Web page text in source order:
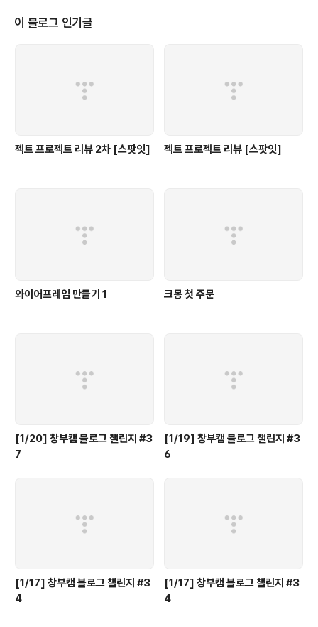
이 블로그 인기글
젝트 프로젝트 리뷰 2차 [스팟잇] 젝트 프로젝트 리뷰 [스팟잇]
와이어프레임 만들기 1 크몽 첫 주문
[1/20] 창부캠 블로그 챌린지 #3
7
[1/19] 창부캠 블로그 챌린지 #3
6
[1/17] 창부캠 블로그 챌린지 #3
4
[1/17] 창부캠 블로그 챌린지 #3
4